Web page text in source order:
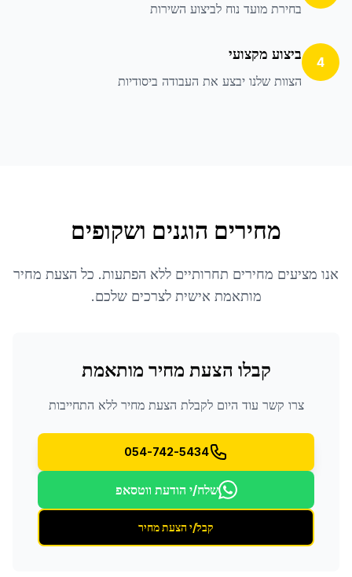
בחירת מועד נוח לביצוע השירות
4 ביצוע מקצועי
הצוות שלנו יבצע את העבודה ביסודיות
מחירים הוגנים ושקופים
אנו מציעים מחירים תחרותיים ללא הפתעות. כל הצעת מחיר
מותאמת אישית לצרכים שלכם.
קבלו הצעת מחיר מותאמת
צרו קשר עוד היום לקבלת הצעת מחיר ללא התחייבות
054-742-5434
שלח/י הודעת ווטסאפ
קבל/י הצעת מחיר